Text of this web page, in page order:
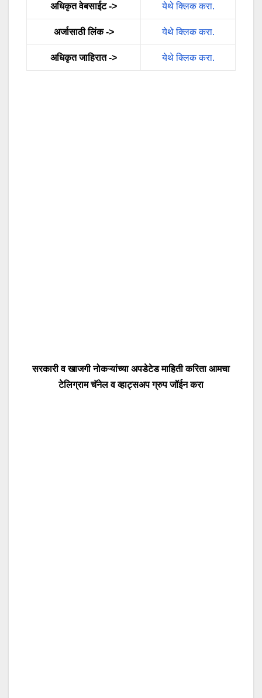
अधिकृत वेबसाईट -> येथे क्लिक करा.
अर्जासाठी लिंक -> येथे क्लिक करा.
अधिकृत जाहिरात -> येथे क्लिक करा.
सरकारी व खाजगी नोकऱ्यांच्या अपडेटेड माहिती करिता आमचा
टेलिग्राम चॅनेल व व्हाट्सअप ग्रुप जॉईन करा